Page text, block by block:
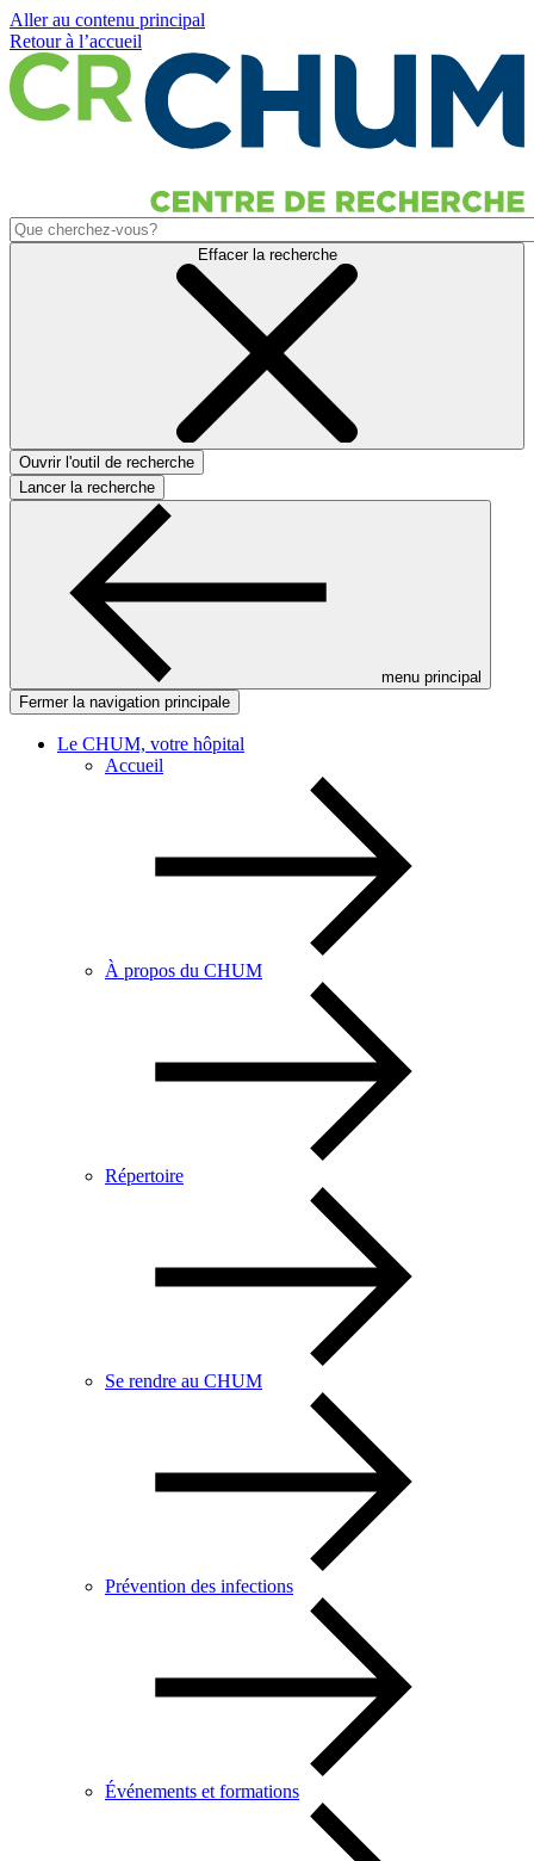
Aller au contenu principal
Retour à l’accueil
Effacer la recherche
Ouvrir l'outil de recherche
Lancer la recherche
menu principal
Fermer la navigation principale
Le CHUM, votre hôpital
Accueil
À propos du CHUM
Répertoire
Se rendre au CHUM
Prévention des infections
Événements et formations